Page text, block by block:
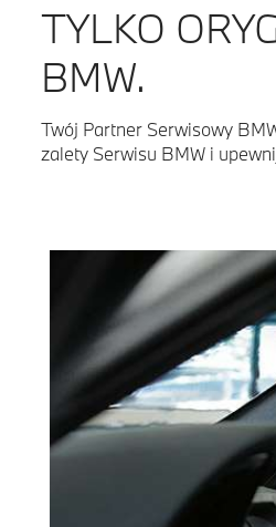
TYLKO
BMW.
Twój Partner Serwisowy
zalety Serwisu BMW i